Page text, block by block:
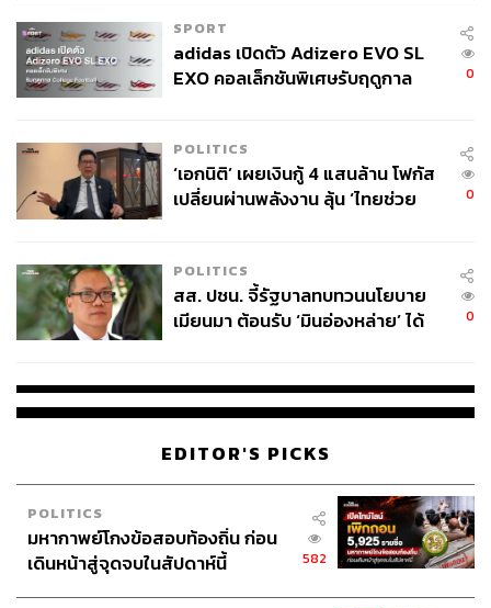
SPORT
adidas เปิดตัว Adizero EVO SL
EXO คอลเล็กชันพิเศษรับฤดูกาล
0
POLITICS
‘เอกนิติ’ เผยเงินกู้ 4 แสนล้าน โฟกัส
เปลี่ยนผ่านพลังงาน ลุ้น ‘ไทยช่วย
0
POLITICS
สส. ปชน. จี้รัฐบาลทบทวนนโยบาย
เมียนมา ต้อนรับ ‘มินอ่องหล่าย’ ได้
0
EDITOR'S PICKS
POLITICS
มหากาพย์โกงข้อสอบท้องถิ่น ก่อน
เดินหน้าสู่จุดจบในสัปดาห์นี้
582